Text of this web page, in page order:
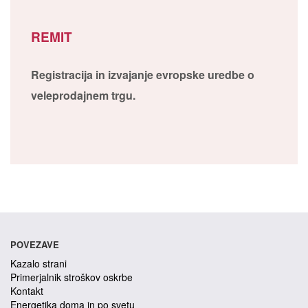
REMIT
Registracija in izvajanje evropske uredbe o
veleprodajnem trgu.
POVEZAVE
Kazalo strani
Primerjalnik stroškov oskrbe
Kontakt
Energetika doma in po svetu